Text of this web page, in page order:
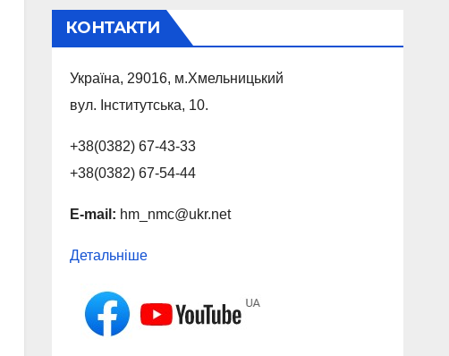
КОНТАКТИ
Україна, 29016, м.Хмельницький
вул. Інститутська, 10.
+38(0382) 67-43-33
+38(0382) 67-54-44
E-mail: hm_nmc@ukr.net
Детальніше